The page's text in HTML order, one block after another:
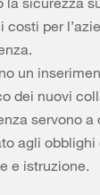
costi per
un
dei nuovi
servono
agli
e istruzione.